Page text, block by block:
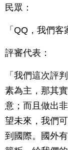
民眾：
「QQ，我們客
評審代表：
「我們這次評
素為主，那其
意；而且做出
望未來，我們
到國際。國外